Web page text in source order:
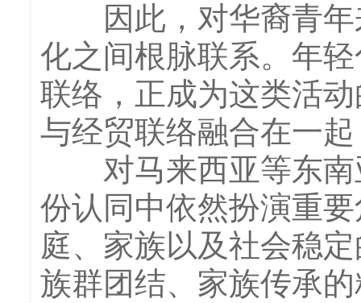
因此，对华裔青年
化之间根脉联系。年
联络，正成为这类活
与经贸联络融合在一
对马来西亚等东南
份认同中依然扮演重
庭、家族以及社会稳
族群团结、家族传承